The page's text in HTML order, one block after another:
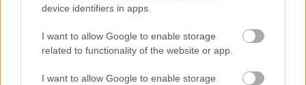
device identifiers in apps.
I want to allow Google to enable storage
related to functionality of the website or app.
I want to allow Google to enable storage
Egyre több embernél jelentkezik ez a hiányállapot – az
első jelek szinte észrevehetetlenek